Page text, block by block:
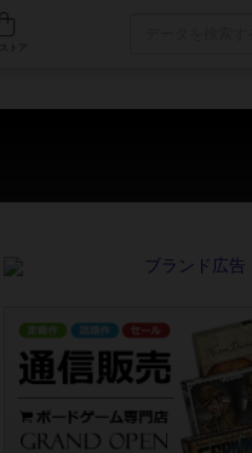
ードゲーム
時間や参加者へのルール説明時間は
ジー・クッキング・海賊同士の対決
いる方向けの絞込機能です。例え